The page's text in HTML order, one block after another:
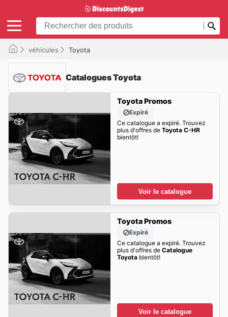
véhicules Toyota
Catalogues Toyota
Toyota Promos
Expiré
Ce catalogue a expiré. Trouvez
plus d'offres de Toyota C-HR
bientôt!
Voir le catalogue
Toyota Promos
Expiré
Ce catalogue a expiré. Trouvez
plus d'offres de Catalogue
Toyotabientôt!
Voir le catalogue